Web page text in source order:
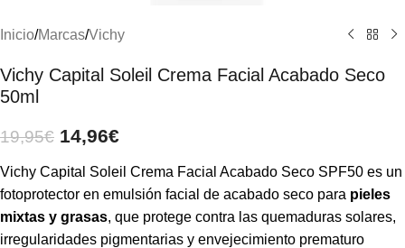
Inicio/Marcas/Vichy
Vichy Capital Soleil Crema Facial Acabado Seco
50ml
19,95€ 14,96€
Vichy Capital Soleil Crema Facial Acabado Seco SPF50 es un
fotoprotector en emulsión facial de acabado seco para pieles
mixtas y grasas, que protege contra las quemaduras solares,
irregularidades pigmentarias y envejecimiento prematuro